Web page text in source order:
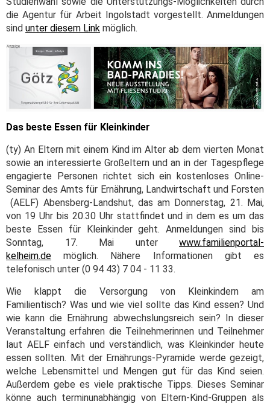
die Agentur für Arbeit Ingolstadt vorgestellt. Anmeldungen
sind unter diesem Link möglich.
Das beste Essen für Kleinkinder
(ty) An Eltern mit einem Kind im Alter ab dem vierten Monat
sowie an interessierte Großeltern und an in der Tagespflege
engagierte Personen richtet sich ein kostenloses Online-
Seminar des Amts für Ernährung, Landwirtschaft und Forsten
(AELF) Abensberg-Landshut, das am Donnerstag, 21. Mai,
von 19 Uhr bis 20.30 Uhr stattfindet und in dem es um das
beste Essen für Kleinkinder geht. Anmeldungen sind bis
Sonntag, 17. Mai unter www.familienportal-
kelheim.de möglich. Nähere Informationen gibt es
telefonisch unter (0 94 43) 7 04 - 11 33.
Wie klappt die Versorgung von Kleinkindern am
Familientisch? Was und wie viel sollte das Kind essen? Und
wie kann die Ernährung abwechslungsreich sein? In dieser
Veranstaltung erfahren die Teilnehmerinnen und Teilnehmer
laut AELF einfach und verständlich, was Kleinkinder heute
essen sollten. Mit der Ernährungs-Pyramide werde gezeigt,
welche Lebensmittel und Mengen gut für das Kind seien.
Außerdem gebe es viele praktische Tipps. Dieses Seminar
könne auch terminunabhängig von Eltern-Kind-Gruppen als